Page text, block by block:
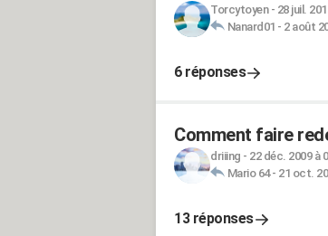
Torcytoyen- 28 juil.
Nanard01 - 2 août
6 réponses
Comment faire
driiing - 22 déc. 2009 à
Mario 64- 21 oct.
13 réponses